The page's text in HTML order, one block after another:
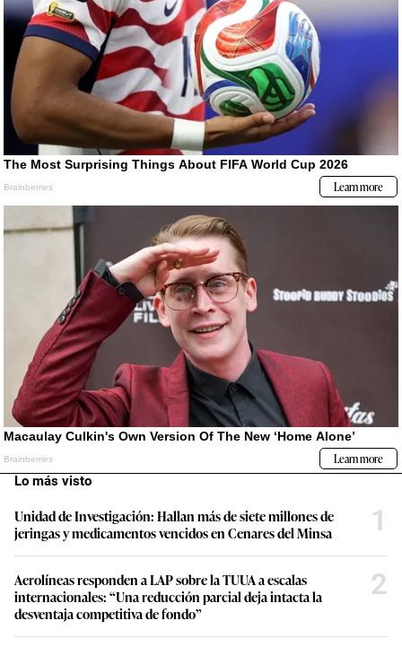
Lo más visto
Unidad de Investigación: Hallan más de siete millones de
jeringas y medicamentos vencidos en Cenares del Minsa
1
Aerolíneas responden a LAP sobre la TUUA a escalas
internacionales: “Una reducción parcial deja intacta la
desventaja competitiva de fondo”
2